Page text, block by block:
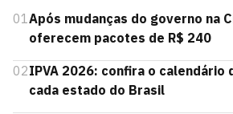
01Após mudanças do governo na
oferecem pacotes de R$ 240
02IPVA 2026: confira o calendário
cada estado do Brasil